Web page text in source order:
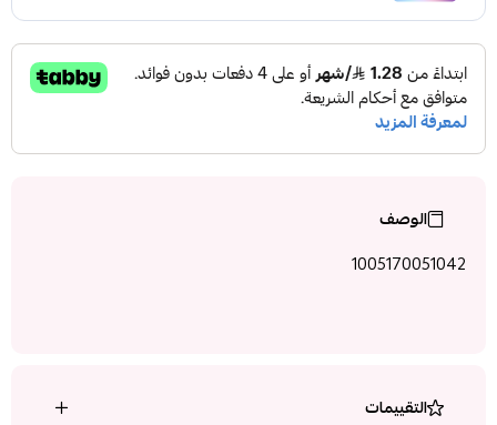
الوصف
1005170051042
التقييمات